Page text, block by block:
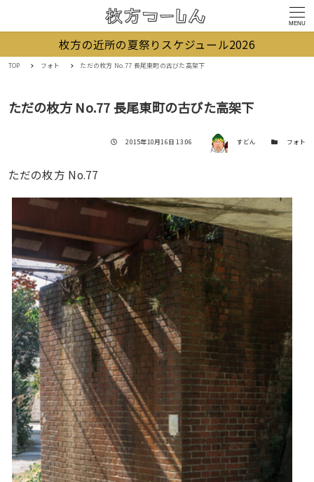
MENU
枚方の近所の夏祭りスケジュール2026
TOP フォト ただの枚方 No.77 長尾東町の古びた高架下
ただの枚方 No.77 長尾東町の古びた高架下
投稿日
2015年10月16日 13:06 著者 すどん カテゴリー
フォト
ただの枚方 No.77